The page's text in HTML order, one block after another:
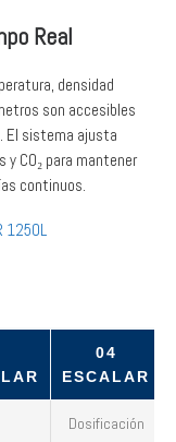
Real
densidad
son accesibles
El sistema ajusta
CO₂ para mantener
continuos.
04
ESCALAR
Dosificación